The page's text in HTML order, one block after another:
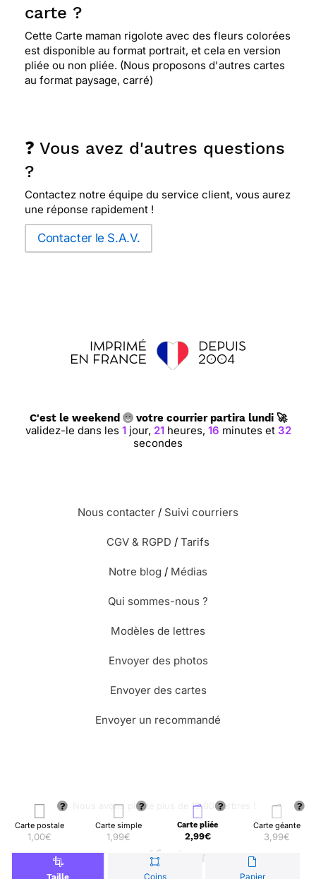
Carte postale
1,00€
Carte simple
1,99€
Carte pliée
2,99€
Carte géante
3,99€
Taille Coins Papier
carte ?
Cette Carte maman rigolote avec des fleurs colorées
est disponible au format portrait, et cela en version
pliée ou non pliée. (Nous proposons d'autres cartes
au format paysage, carré)
❓ Vous avez d'autres questions
?
Contactez notre équipe du service client, vous aurez
une réponse rapidement !
Contacter le S.A.V.
C'est le weekend votre courrier partira lundi 🚀
validez-le dans les1 jour, 21 heures,16 minutes et31
secondes
Nous contacter / Suivi courriers
CGV & RGPD / Tarifs
Notre blog / Médias
Qui sommes-nous ?
Modèles de lettres
Envoyer des photos
Envoyer des cartes
Envoyer un recommandé
🌳 Nous avons planté plus de 13.000 arbres !
© Merci Facteur